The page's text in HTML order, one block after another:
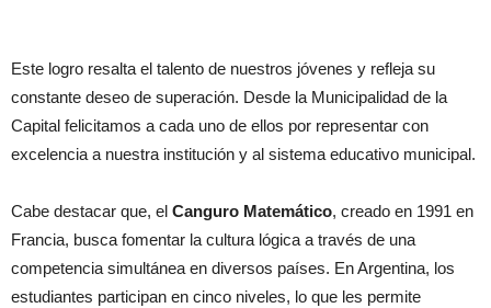
Este logro resalta el talento de nuestros jóvenes y refleja su
constante deseo de superación. Desde la Municipalidad de la
Capital felicitamos a cada uno de ellos por representar con
excelencia a nuestra institución y al sistema educativo municipal.
Cabe destacar que, el Canguro Matemático, creado en 1991 en
Francia, busca fomentar la cultura lógica a través de una
competencia simultánea en diversos países. En Argentina, los
estudiantes participan en cinco niveles, lo que les permite